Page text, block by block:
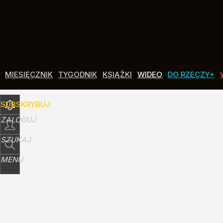
MIESIĘCZNIK TYGODNIK KSIĄŻKI WIDEO DO RZECZY+
SUBSKRYBUJ
ZALOGUJ
SZUKAJ
MENU